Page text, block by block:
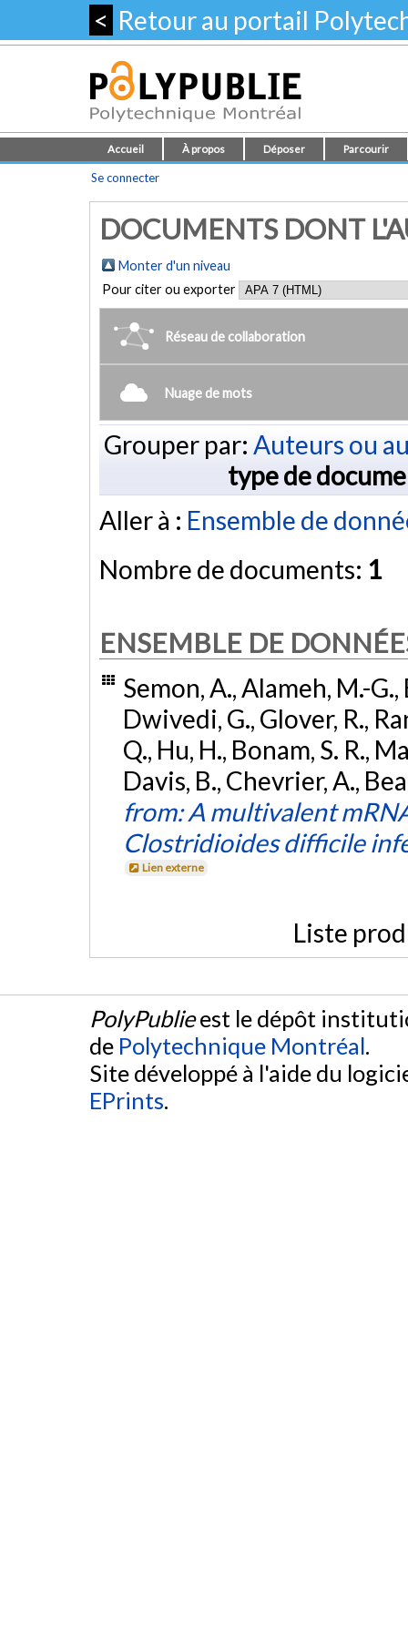
< Retour au portail
Accueil À propos Déposer Parcourir
Se connecter
DOCUMENTS DONT
Monter d'un niveau
Pour citer ou exporter
Réseau de collaboration
Nuage de mots
Grouper par: Auteurs ou
type de
Aller à : Ensemble de
Nombre de documents: 1
ENSEMBLE DE
Semon, A., Alameh, M.-G.,
Dwivedi, G., Glover, R.,
Q., Hu, H., Bonam, S. R.,
Davis, B., Chevrier, A.,
from: A multivalent
Clostridioides difficile
Lien externe
Liste
PolyPublieest le dépôt
de Polytechnique Montréal.
Site développé à l'aide du
EPrints.